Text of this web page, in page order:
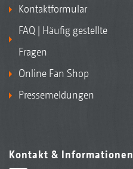
Kontaktformular
FAQ | Häufig gestellte
Fragen
Online Fan Shop
Pressemeldungen
Kontakt & Informationen